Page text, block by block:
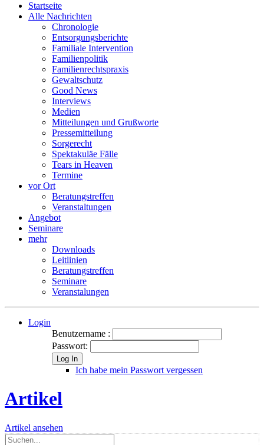
Startseite
Alle Nachrichten
Chronologie
Entsorgungsberichte
Familiale Intervention
Familienpolitik
Familienrechtspraxis
Gewaltschutz
Good News
Interviews
Medien
Mitteilungen und Grußworte
Pressemitteilung
Sorgerecht
Spektakuläe Fälle
Tears in Heaven
Termine
vor Ort
Beratungstreffen
Veranstaltungen
Angebot
Seminare
mehr
Downloads
Leitlinien
Beratungstreffen
Seminare
Veranstalungen
Login
Benutzername :
Passwort:
Log In
Ich habe mein Passwort vergessen
Artikel
Artikel ansehen